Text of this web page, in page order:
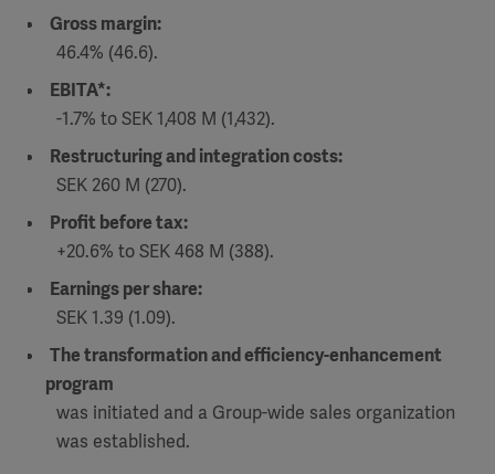
Gross margin:
46.4% (46.6).
EBITA*:
-1.7% to SEK 1,408 M (1,432).
Restructuring and integration costs:
SEK 260 M (270).
Profit before tax:
+20.6% to SEK 468 M (388).
Earnings per share:
SEK 1.39 (1.09).
The transformation and efficiency-enhancement
program
was initiated and a Group-wide sales organization
was established.